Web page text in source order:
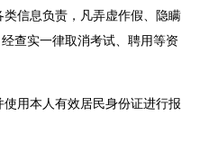
信息负责，凡弄虚作假、隐瞒
查实一律取消考试、聘用等资
用本人有效居民身份证进行报